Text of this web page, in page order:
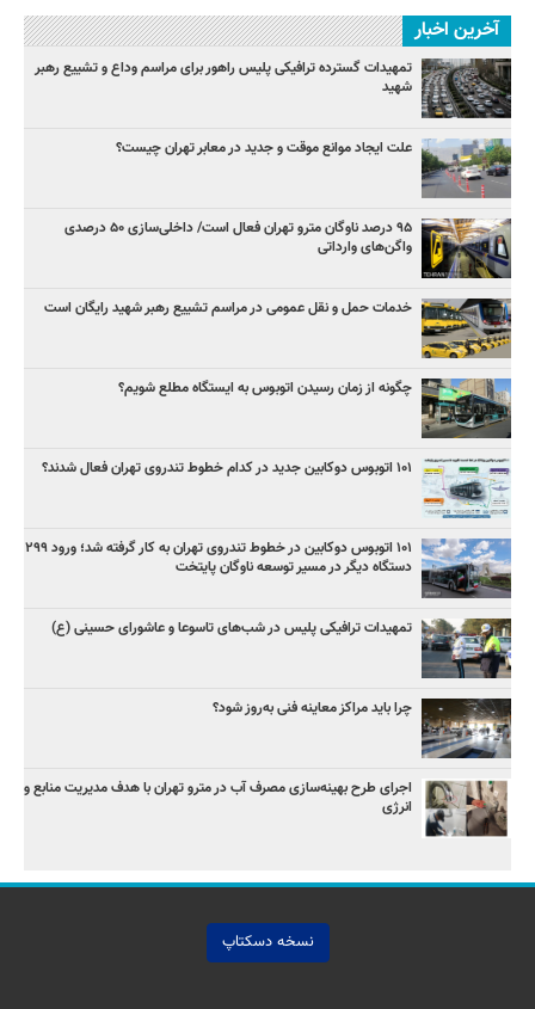
آخرین اخبار
تمهیدات گسترده ترافیکی پلیس راهور برای مراسم وداع و تشییع رهبر
شهید
علت ایجاد موانع موقت و جدید در معابر تهران چیست؟
۹۵ درصد ناوگان مترو تهران فعال است/ داخلی‌سازی ۵۰ درصدی
واگن‌های وارداتی
خدمات حمل و نقل عمومی در مراسم تشییع رهبر شهید رایگان است
چگونه از زمان رسیدن اتوبوس به ایستگاه مطلع شویم؟
۱۰۱ اتوبوس دوکابین جدید در کدام خطوط تندروی تهران فعال شدند؟
۱۰۱ اتوبوس دوکابین در خطوط تندروی تهران به کار گرفته شد؛ ورود ۲۹۹
دستگاه دیگر در مسیر توسعه ناوگان پایتخت
تمهیدات ترافیکی پلیس در شب‌های تاسوعا و عاشورای حسینی (ع)
چرا باید مراکز معاینه فنی به‌روز شود؟
اجرای طرح بهینه‌سازی مصرف آب در مترو تهران با هدف مدیریت منابع و
انرژی
نسخه دسکتاپ